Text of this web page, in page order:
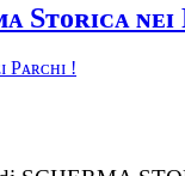
Sᴛᴏʀɪᴄᴀ ɴᴇɪ